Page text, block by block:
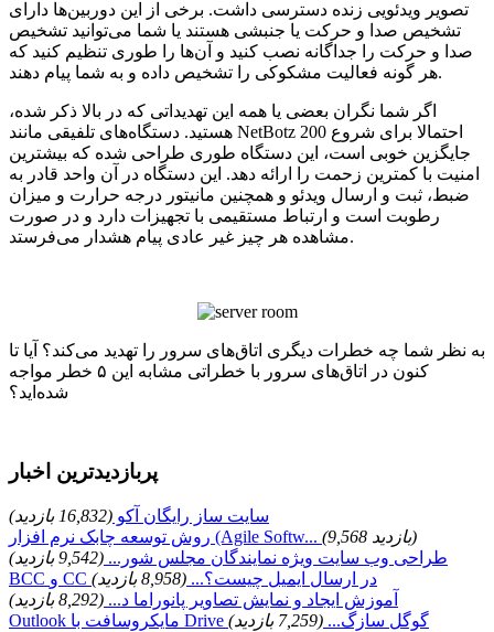
تصویر ویدئویی زنده دسترسی داشت. برخی از این دوربین‌ها دارای
تشخیص صدا و حرکت یا جنبشی هستند یا شما می‌توانید تشخیص
صدا و حرکت را جداگانه نصب کنید و آن‌ها را طوری تنظیم کنید که
هر گونه فعالیت مشکوکی را تشخیص داده و به شما پیام دهند.
اگر شما نگران بعضی یا همه این تهدیداتی که در بالا ذکر شده،
هستید. دستگاه‌های تلفیقی مانند NetBotz 200 احتمالا برای شروع
جایگزین خوبی است، این دستگاه طوری طراحی شده که بیشترین
امنیت با کمترین زحمت را ارائه دهد. این دستگاه در آن واحد قادر به
ضبط، ثبت و ارسال ویدئو و همچنین مانیتور درجه حرارت و میزان
رطوبت است و ارتباط مستقیمی با تجهیزات دارد و در صورت
مشاهده هر چیز غیر عادی پیام هشدار می‌فرستد.
به نظر شما چه خطرات دیگری اتاق‌های سرور را تهدید می‌کند؟ آیا تا
کنون در اتاق‌های سرور با خطراتی مشابه این ۵ خطر مواجه
شده‌اید؟
پربازدیدترین اخبار
سایت ساز رایگان آکو (16,832 بازدید)
روش توسعه چابک نرم افزار (Agile Softw...
(9,568 بازدید)
طراحی وب سایت ویژه نمایندگان مجلس شور... (9,542 بازدید)
BCC و CC در ارسال ایمیل چیست؟... (8,958 بازدید)
آموزش ایجاد و نمایش تصاویر پانوراما د... (8,292 بازدید)
Outlook مایکروسافت با Drive گوگل سازگ... (7,259 بازدید)